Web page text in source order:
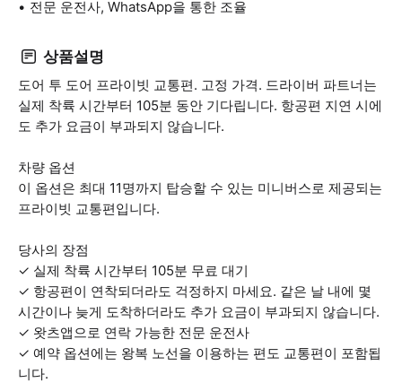
전문 운전사, WhatsApp을 통한 조율
상품설명
도어 투 도어 프라이빗 교통편. 고정 가격. 드라이버 파트너는
실제 착륙 시간부터 105분 동안 기다립니다. 항공편 지연 시에
도 추가 요금이 부과되지 않습니다.
차량 옵션
이 옵션은 최대 11명까지 탑승할 수 있는 미니버스로 제공되는
프라이빗 교통편입니다.
당사의 장점
✓ 실제 착륙 시간부터 105분 무료 대기
✓ 항공편이 연착되더라도 걱정하지 마세요. 같은 날 내에 몇
시간이나 늦게 도착하더라도 추가 요금이 부과되지 않습니다.
✓ 왓츠앱으로 연락 가능한 전문 운전사
✓ 예약 옵션에는 왕복 노선을 이용하는 편도 교통편이 포함됩
니다.